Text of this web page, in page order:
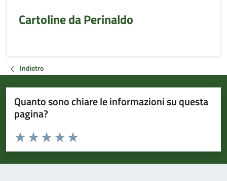
Cartoline da Perinaldo
Indietro
Quanto sono chiare le informazioni su questa
pagina?
Valuta da 1 a 5 stelle la pagina
Valuta 5 stelle su 5
Valuta 4 stelle su 5
Valuta 3 stelle su 5
Valuta 2 stelle su 5
Valuta 1 stelle su 5